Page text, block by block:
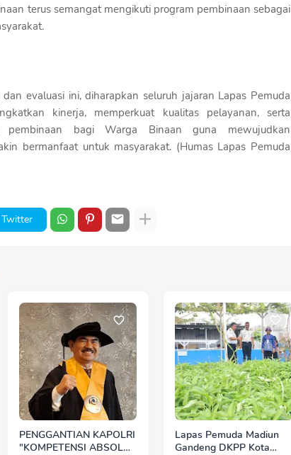
terus semangat mengikuti program pembinaan sebagai
evaluasi ini, diharapkan seluruh jajaran Lapas Pemuda
kinerja, memperkuat kualitas pelayanan, serta
pembinaan bagi Warga Binaan guna mewujudkan
bermanfaat untuk masyarakat. (Humas Lapas Pemuda
Twitter
PENGGANTIAN KAPOLRI
"KOMPETENSI ABSOLUT
Lapas Pemuda Madiun
Gandeng DKPP Kota